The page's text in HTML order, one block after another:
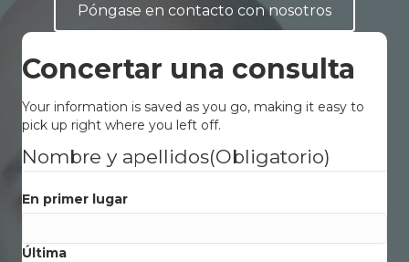
Póngase en contacto con nosotros
Concertar una consulta
Your information is saved as you go, making it easy to
pick up right where you left off.
Nombre y apellidos(Obligatorio)
En primer lugar
Última